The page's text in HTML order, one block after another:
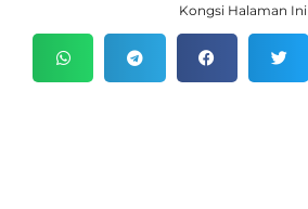
Kongsi Halaman Ini